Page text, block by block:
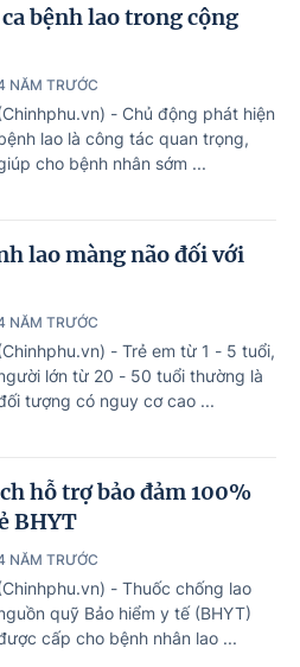
bệnh lao trong cộng
NĂM TRƯỚC
- Chủ động phát hiện
lao là công tác quan trọng,
cho bệnh nhân sớm ...
lao màng não đối với
NĂM TRƯỚC
- Trẻ em từ 1 - 5 tuổi,
lớn từ 20 - 50 tuổi thường là
tượng có nguy cơ cao ...
hỗ trợ bảo đảm 100%
BHYT
NĂM TRƯỚC
- Thuốc chống lao
quỹ Bảo hiểm y tế (BHYT)
cấp cho bệnh nhân lao ...